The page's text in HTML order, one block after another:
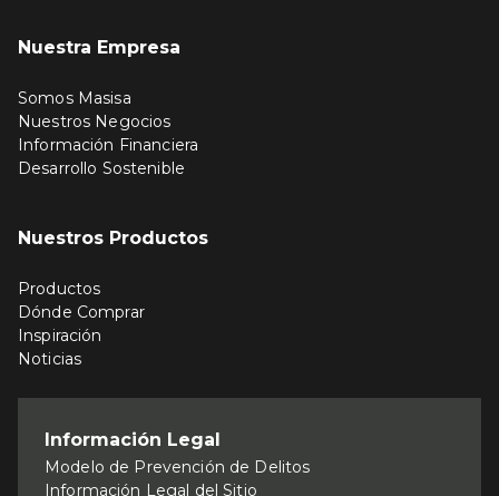
Nuestra Empresa
Somos Masisa
Nuestros Negocios
Información Financiera
Desarrollo Sostenible
Nuestros Productos
Productos
Dónde Comprar
Inspiración
Noticias
Información Legal
Modelo de Prevención de Delitos
Información Legal del Sitio